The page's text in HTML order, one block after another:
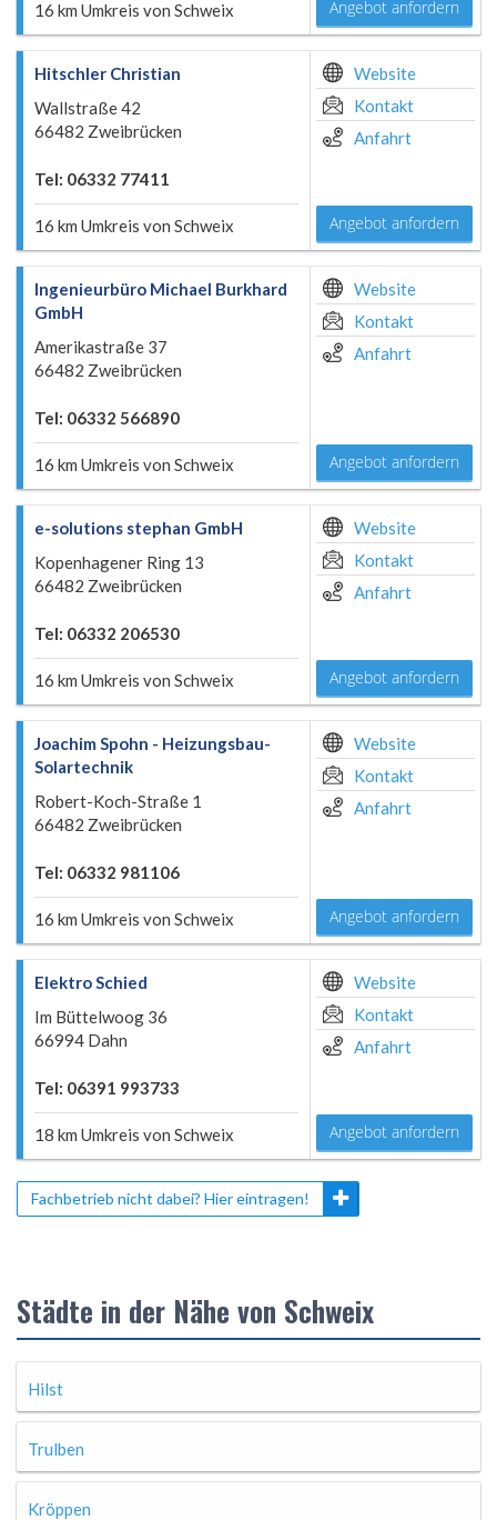
16 km Umkreis von Schweix Angebot anfordern
Hitschler Christian
Wallstraße 42
66482 Zweibrücken
Tel: 06332 77411
16 km Umkreis von Schweix
Website
Kontakt
Anfahrt
Angebot anfordern
Ingenieurbüro Michael Burkhard
GmbH
Amerikastraße 37
66482 Zweibrücken
Tel: 06332 566890
16 km Umkreis von Schweix
Website
Kontakt
Anfahrt
Angebot anfordern
e-solutions stephan GmbH
Kopenhagener Ring 13
66482 Zweibrücken
Tel: 06332 206530
16 km Umkreis von Schweix
Website
Kontakt
Anfahrt
Angebot anfordern
Joachim Spohn - Heizungsbau-
Solartechnik
Robert-Koch-Straße 1
66482 Zweibrücken
Tel: 06332 981106
16 km Umkreis von Schweix
Website
Kontakt
Anfahrt
Angebot anfordern
Elektro Schied
Im Büttelwoog 36
66994 Dahn
Tel: 06391 993733
18 km Umkreis von Schweix
Website
Kontakt
Anfahrt
Angebot anfordern
Fachbetrieb nicht dabei? Hier eintragen!
Städte in der Nähe von Schweix
Hilst
Trulben
Kröppen